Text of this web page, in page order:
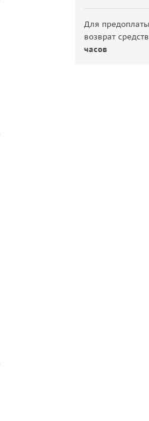
Для
возврат
часов